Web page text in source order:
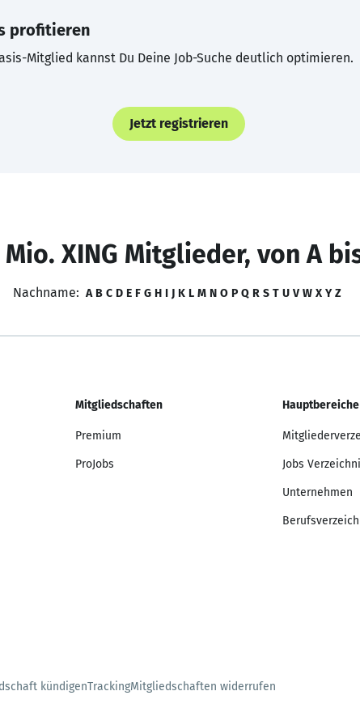
profitieren
Mitglied kannst Du Deine Job-Suche deutlich optimieren.
Jetzt registrieren
Mio. XING Mitglieder, von A
Nachname: A B C D E F G H I J K L M N O P Q R S T U V W X Y Z
Mitgliedschaften
Premium
ProJobs
Hauptbereiche
Jobs
Unternehmen
kündigenTrackingMitgliedschaften widerrufen